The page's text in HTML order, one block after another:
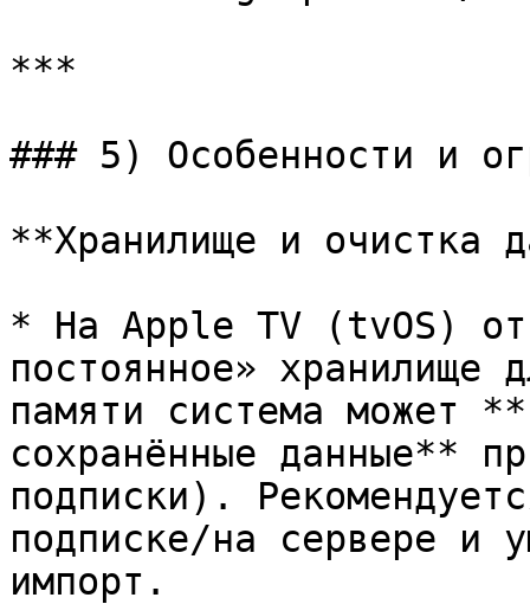
***
### 5) Особенности и
**Хранилище и очистка
* На Apple TV (tvOS)
постоянное» хранилище
памяти система может
сохранённые данные**
подписки).
подписке/на сервере и
импорт.